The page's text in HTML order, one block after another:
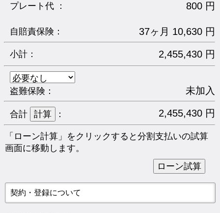
プレート代 ： 800 円
自賠責保険： 37ヶ月 10,630 円
小計： 2,455,430 円
盗難保険： 未加入
合計 ： 2,455,430 円
「ローン計算」をクリックすると分割支払いの試算
画面に移動します。
契約・登録について